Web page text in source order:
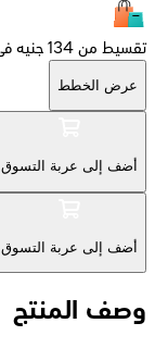
تقسيط من 134 جنيه فى الشهر حتى 24 الشهر
عرض الخطط
أضف إلى عربة التسوق
أضف إلى عربة التسوق
وصف المنتج